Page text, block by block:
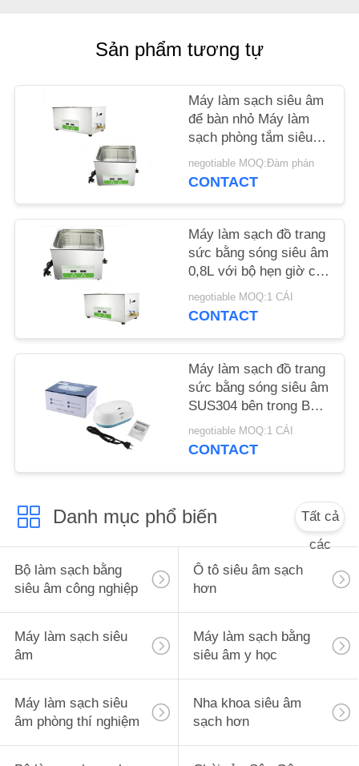
HỆ
CHÚNG
TỨC
YÊU
GIÁ
WEB
PRIVACY
POLICY
Sản phẩm tương tự
Máy làm sạch siêu âm
để bàn nhỏ Máy làm
sạch phòng tắm siêu
âm 0.8L cho màn hình
kỹ thuật số phòng thí
negotiable MOQ:Đàm phán
CONTACT
Máy làm sạch đồ trang
sức bằng sóng siêu âm
0,8L với bộ hẹn giờ có
thể điều chỉnh
negotiable MOQ:1 CÁI
CONTACT
Máy làm sạch đồ trang
sức bằng sóng siêu âm
SUS304 bên trong Bồn
tắm siêu âm 600ml
negotiable MOQ:1 CÁI
CONTACT
Danh mục phổ biến
Tất cả
các
Bộ làm sạch bằng
siêu âm công nghiệp
Ô tô siêu âm sạch
hơn
Máy làm sạch siêu
âm
Máy làm sạch bằng
siêu âm y học
Máy làm sạch siêu
âm phòng thí nghiệm
Nha khoa siêu âm
sạch hơn